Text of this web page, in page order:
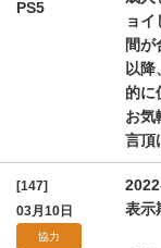
PS5
ョ
間が
以
的に
お気
言頂
[147]
03月10日
協力
表示